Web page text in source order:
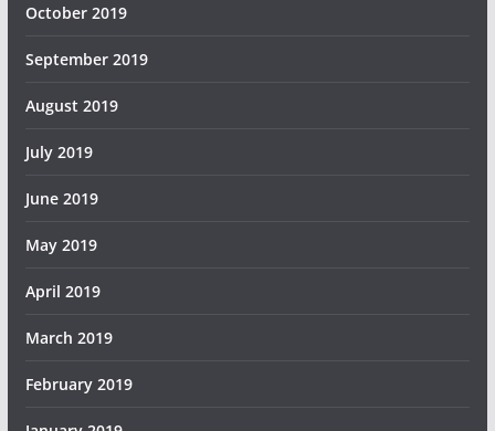
October 2019
September 2019
August 2019
July 2019
June 2019
May 2019
April 2019
March 2019
February 2019